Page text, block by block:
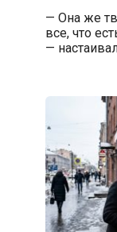
— Она же
все, что
—